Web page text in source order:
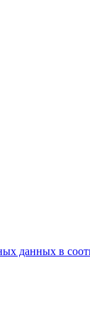
данных в